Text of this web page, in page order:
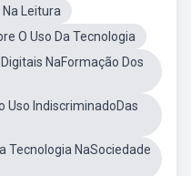
Leitura
O Uso Da Tecnologia
NaFormação Dos
Uso IndiscriminadoDas
Tecnologia NaSociedade